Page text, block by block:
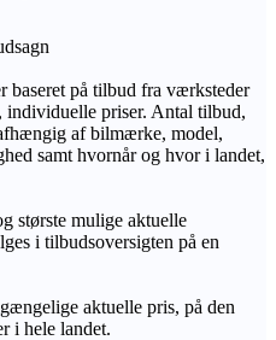
baseret på tilbud fra værksteder
individuelle priser. Antal tilbud,
af bilmærke, model,
samt hvornår og hvor i landet,
største mulige aktuelle
i tilbudsoversigten på en
aktuelle pris, på den
i hele landet.